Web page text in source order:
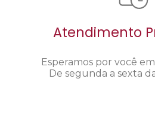
Atendimento
Esperamos por você
De segunda a sexta